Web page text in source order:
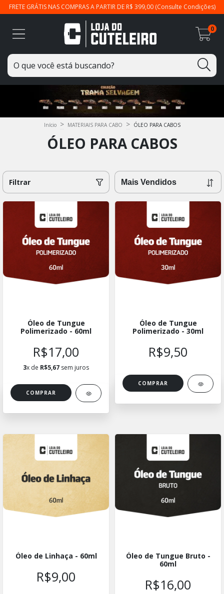
FRETE GRÁTIS NAS COMPRAS A PARTIR DE R$ 399,00 (Consulte Condições)
0
Início > MATERIAIS PARA CABO > ÓLEO PARA CABOS
ÓLEO PARA CABOS
Filtrar
Óleo de Tungue
Polimerizado - 60ml
R$17,00
3x de R$5,67 sem juros
Óleo de Tungue
Polimerizado - 30ml
R$9,50
Óleo de Linhaça - 60ml
R$9,00
Óleo de Tungue Bruto -
60ml
R$16,00